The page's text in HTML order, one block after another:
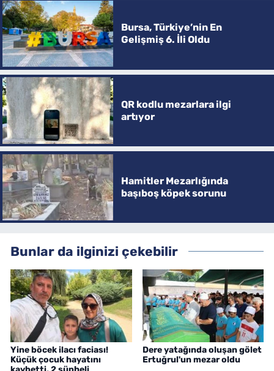
Bursa, Türkiye’nin En
Gelişmiş 6. İli Oldu
QR kodlu mezarlara ilgi
artıyor
Hamitler Mezarlığında
başıboş köpek sorunu
Bunlar da ilginizi çekebilir
Yine böcek ilacı faciası!
Küçük çocuk hayatını
Dere yatağında oluşan gölet
Ertuğrul'un mezar oldu